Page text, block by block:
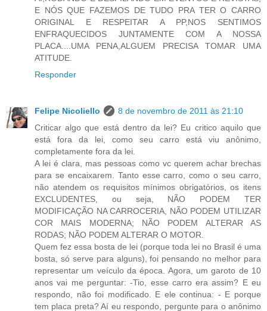
E NÓS QUE FAZEMOS DE TUDO PRA TER O CARRO
ORIGINAL E RESPEITAR A PP,NOS SENTIMOS
ENFRAQUECIDOS JUNTAMENTE COM A NOSSA
PLACA....UMA PENA,ALGUEM PRECISA TOMAR UMA
ATITUDE.
Responder
Felipe Nicoliello
8 de novembro de 2011 às 21:10
Criticar algo que está dentro da lei? Eu critico aquilo que
está fora da lei, como seu carro está viu anônimo,
completamente fora da lei.
A lei é clara, mas pessoas como vc querem achar brechas
para se encaixarem. Tanto esse carro, como o seu carro,
não atendem os requisitos mínimos obrigatórios, os itens
EXCLUDENTES, ou seja, NÃO PODEM TER
MODIFICAÇÃO NA CARROCERIA, NÃO PODEM UTILIZAR
COR MAIS MODERNA; NÃO PODEM ALTERAR AS
RODAS; NÃO PODEM ALTERAR O MOTOR.
Quem fez essa bosta de lei (porque toda lei no Brasil é uma
bosta, só serve para alguns), foi pensando no melhor para
representar um veículo da época. Agora, um garoto de 10
anos vai me perguntar: -Tio, esse carro era assim? E eu
respondo, não foi modificado. E ele continua: - E porque
tem placa preta? Aí eu respondo, pergunte para o anônimo